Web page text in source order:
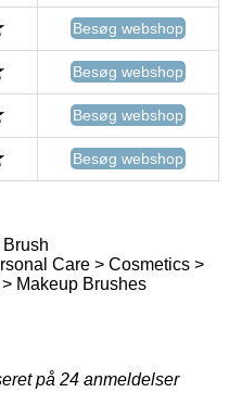
Besøg webshop
Besøg webshop
Besøg webshop
Besøg webshop
Care > Cosmetics >
Makeup Brushes
på 24 anmeldelser